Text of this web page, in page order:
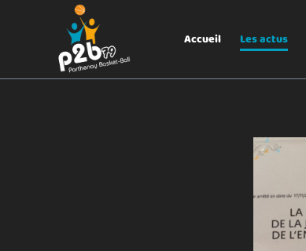
P2B79
Accueil Les actus